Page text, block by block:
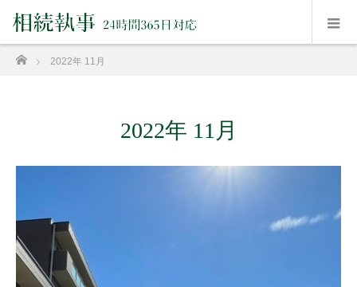
ホーム
2022年 11月
2022年 11月